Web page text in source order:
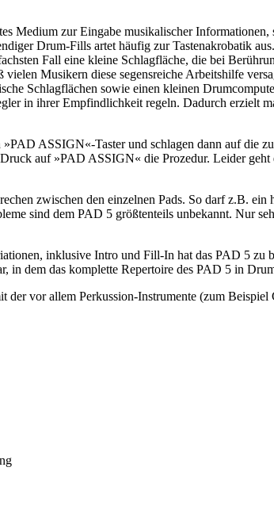
zur Eingabe musikalischer
Drum-Fills artet häufig zur Tastenakrobatik
Fall eine kleine Schlagfläche, die bei
Musikern diese segensreiche Arbeitshilfe
Schlagflächen sowie einen kleinen
in ihrer Empfindlichkeit regeln. Dadurch erzielt
ASSIGN«-Taster und schlagen dann auf die
auf »PAD ASSIGN« die Prozedur. Leider
zwischen den einzelnen Pads. So darf z.B. ein
sind dem PAD 5 größtenteils unbekannt. Nur
inklusive Intro und Fill-In hat das PAD 5 zu
dem das komplette Repertoire des PAD 5 in
vor allem Perkussion-Instrumente (zum